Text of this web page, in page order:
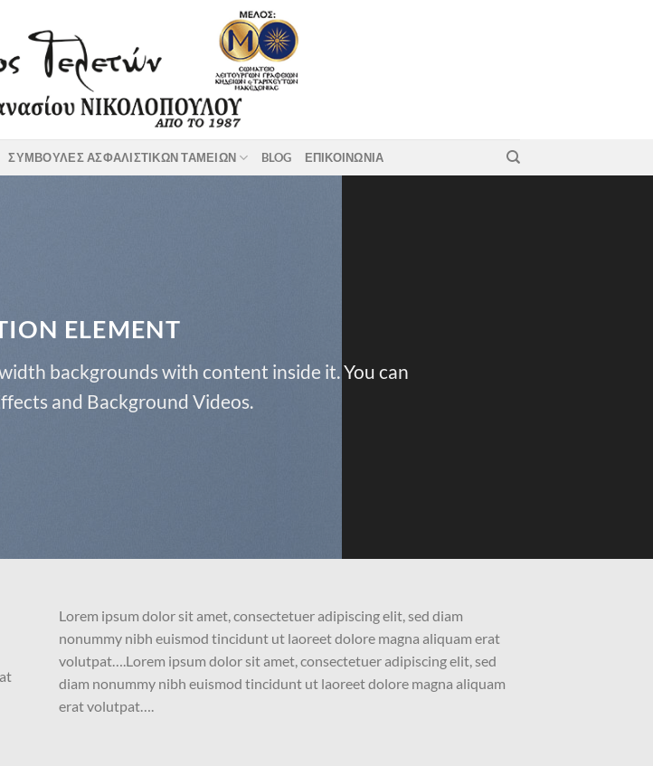
ΣΥΜΒΟΥΛΕΣ ΑΣΦΑΛΙΣΤΙΚΩΝ ΤΑΜΕΙΩΝ BLOG ΕΠΙΚΟΙΝΩΝΙΑ
ELEMENT
backgrounds with content inside it. You can
and Background Videos.
Lorem ipsum dolor sit amet, consectetuer adipiscing elit, sed diam
nonummy nibh euismod tincidunt ut laoreet dolore magna aliquam erat
volutpat….Lorem ipsum dolor sit amet, consectetuer adipiscing elit, sed
diam nonummy nibh euismod tincidunt ut laoreet dolore magna aliquam
erat volutpat….